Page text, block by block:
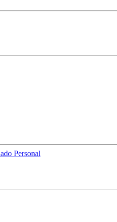
Personal